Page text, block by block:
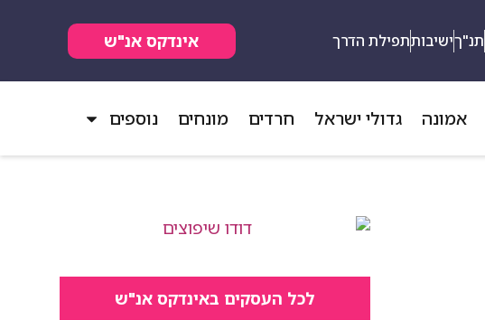
תנ"ךישיבותתפילת הדרך אינדקס אנ"ש
אמונה גדולי ישראל חרדים מונחים נוספים
לכל העסקים באינדקס אנ"ש